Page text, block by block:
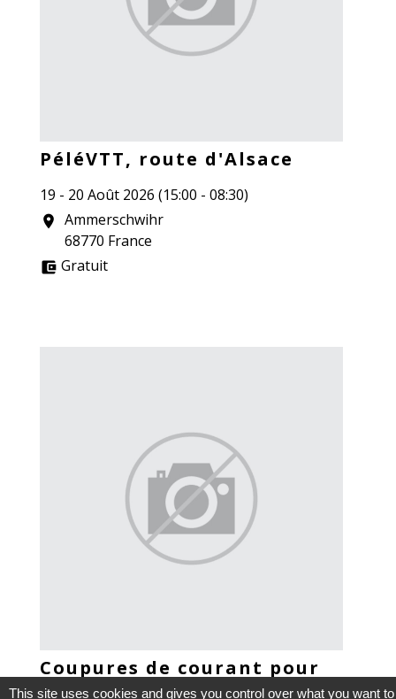
PéléVTT, route d'Alsace
19 - 20 Août 2026 (15:00 - 08:30)
location_on Ammerschwihr
68770 France
account_balance_wallet Gratuit
Coupures de courant pour
travaux
This site uses cookies and gives you control over what you want to